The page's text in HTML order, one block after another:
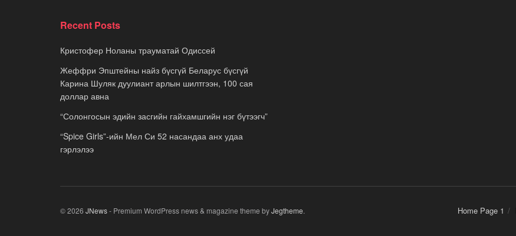
Recent Posts
Кристофер Ноланы трауматай Одиссей
Жеффри Эпштейны найз бүсгүй Беларус бүсгүй
Карина Шуляк дуулиант арлын шилтгээн, 100 сая
доллар авна
“Солонгосын эдийн засгийн гайхамшгийн нэг бүтээгч”
“Spice Girls”-ийн Мел Си 52 насандаа анх удаа
гэрлэлээ
Home Page 1
© 2026 JNews- Premium WordPress news & magazine theme byJegtheme.